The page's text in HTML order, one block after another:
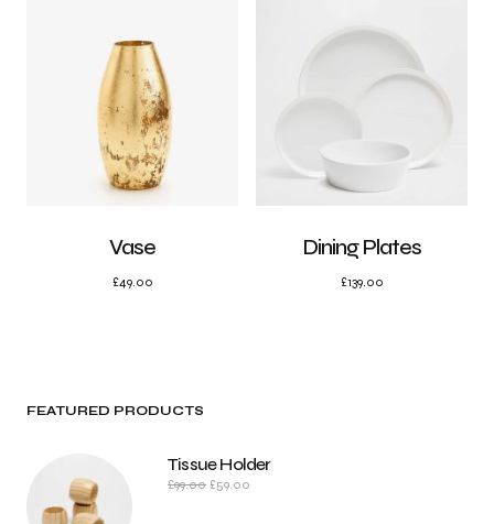
Vase
£49.00
Dining Plates
£139.00
FEATURED PRODUCTS
Tissue Holder
£99.00 £59.00